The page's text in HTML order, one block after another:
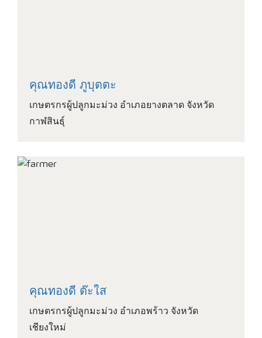
คุณทองดี ภูบุตตะ
เกษตรกรผู้ปลูกมะม่วง อำเภอยางตลาด จังหวัด
กาฬสินธุ์
คุณทองดี ต๊ะใส
เกษตรกรผู้ปลูกมะม่วง อำเภอพร้าว จังหวัด
เชียงใหม่